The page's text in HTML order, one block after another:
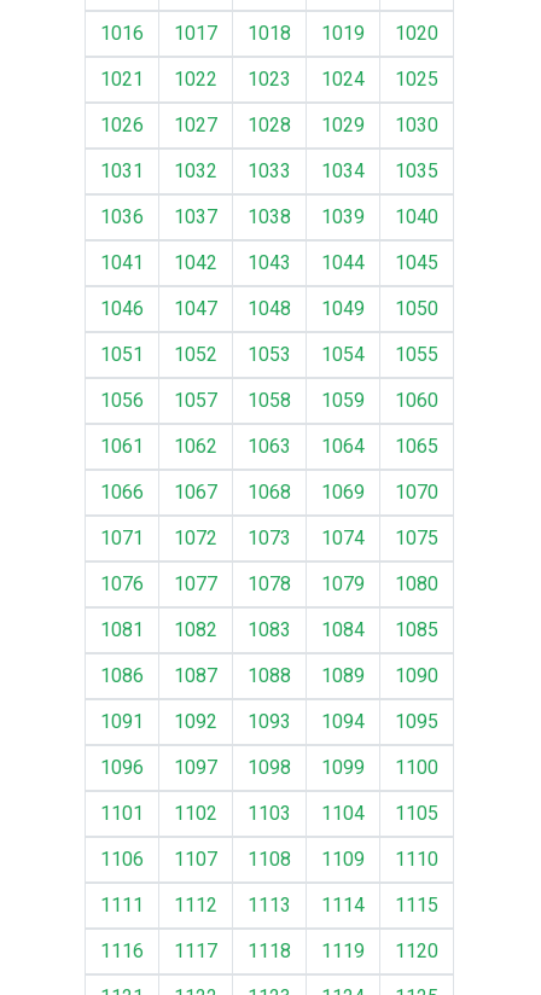
1016
1017 1018 1019
1020
1021
1022 1023 1024
1025
1026
1027 1028 1029
1030
1031
1032 1033 1034
1035
1036
1037 1038 1039
1040
1041
1042 1043 1044
1045
1046
1047 1048 1049
1050
1051
1052 1053 1054
1055
1056
1057 1058 1059
1060
1061
1062 1063 1064
1065
1066
1067 1068 1069
1070
1071
1072 1073 1074
1075
1076
1077 1078 1079
1080
1081
1082 1083 1084
1085
1086
1087 1088 1089
1090
1091
1092 1093 1094
1095
1096
1097 1098 1099
1100
1101
1102 1103 1104
1105
1106
1107 1108 1109
1110
1111
1112 1113 1114
1115
1116
1117 1118 1119
1120